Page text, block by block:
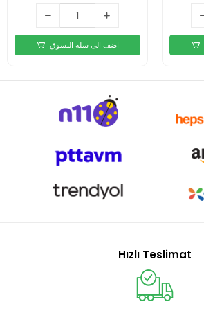
اضف الى سلة التسوق
Hızlı Teslimat